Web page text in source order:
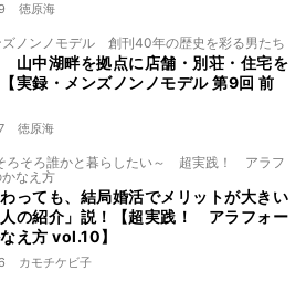
徳原海
ズノンノモデル 創刊40年の歴史を彩る男たち
山中湖畔を拠点に店舗・別荘・住宅を
実録・メンズノンノモデル 第9回 前
徳原海
ろそろ誰かと暮らしたい～ 超実践！ アラフ
なえ方
っても、結局婚活でメリットが大きい
の紹介」説！【超実践！ アラフォー
え方 vol.10】
カモチケビ子